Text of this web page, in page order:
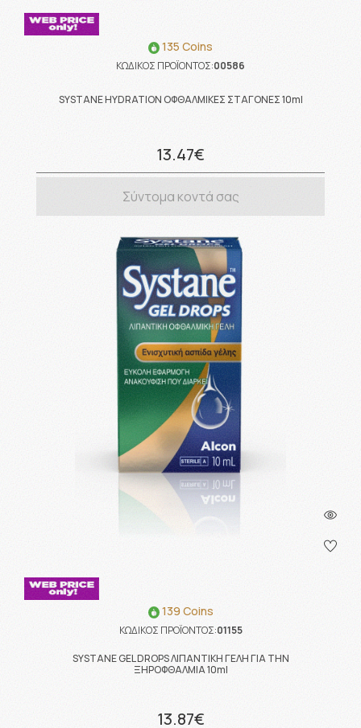
135 Coins
ΚΩΔΙΚΟΣ ΠΡΟΪΟΝΤΟΣ:00586
SYSTANE HYDRATION ΟΦΘΑΛΜΙΚΕΣ ΣΤΑΓΟΝΕΣ 10ml
13.47€
Σύντομα κοντά σας
139 Coins
ΚΩΔΙΚΟΣ ΠΡΟΪΟΝΤΟΣ:01155
SYSTANE GEL DROPS ΛΙΠΑΝΤΙΚΗ ΓΕΛΗ ΓΙΑ ΤΗΝ
ΞΗΡΟΦΘΑΛΜΙΑ 10ml
13.87€